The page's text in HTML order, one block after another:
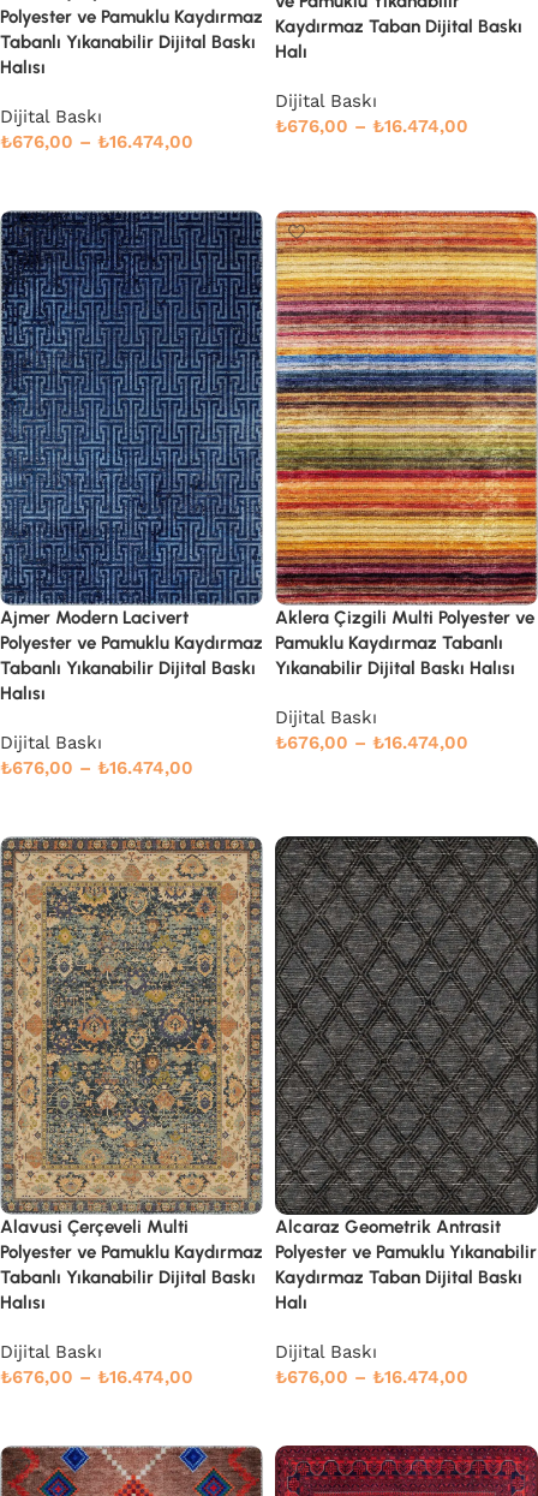
Polyester ve Pamuklu Kaydırmaz
Tabanlı Yıkanabilir Dijital Baskı
Halısı
Dijital Baskı
₺676,00 – ₺16.474,00
Kaydırmaz Taban Dijital Baskı
Halı
Dijital Baskı
₺676,00 – ₺16.474,00
Ajmer Modern Lacivert
Polyester ve Pamuklu Kaydırmaz
Tabanlı Yıkanabilir Dijital Baskı
Halısı
Dijital Baskı
₺676,00 – ₺16.474,00
Aklera Çizgili Multi Polyester ve
Pamuklu Kaydırmaz Tabanlı
Yıkanabilir Dijital Baskı Halısı
Dijital Baskı
₺676,00 – ₺16.474,00
Alavusi Çerçeveli Multi
Polyester ve Pamuklu Kaydırmaz
Tabanlı Yıkanabilir Dijital Baskı
Halısı
Dijital Baskı
₺676,00 – ₺16.474,00
Alcaraz Geometrik Antrasit
Polyester ve Pamuklu Yıkanabilir
Kaydırmaz Taban Dijital Baskı
Halı
Dijital Baskı
₺676,00 – ₺16.474,00